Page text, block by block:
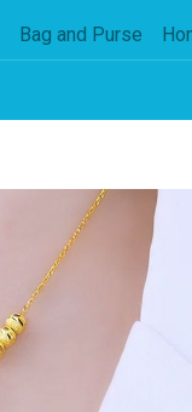
Bag and Purse